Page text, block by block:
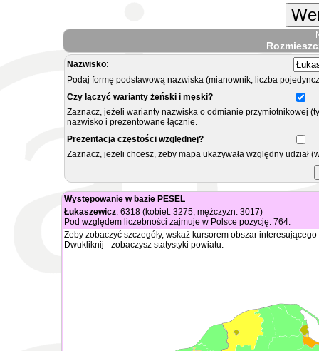
Nazwisko:
Podaj formę podstawową nazwiska (mianownik, liczba
Czy łączyć warianty żeński i męski?
Zaznacz, jeżeli warianty nazwiska o odmianie przymiotnikowej
nazwisko i prezentowane łącznie.
Prezentacja częstości względnej?
Zaznacz, jeżeli chcesz, żeby mapa ukazywała względny
Występowanie w bazie PESEL
Łukaszewicz: 6318 (kobiet: 3275, mężczyzn: 3017)
Pod względem liczebności zajmuje w Polsce pozycję: 764.
Żeby zobaczyć szczegóły, wskaż kursorem obszar
Dwukliknij - zobaczysz statystyki powiatu.